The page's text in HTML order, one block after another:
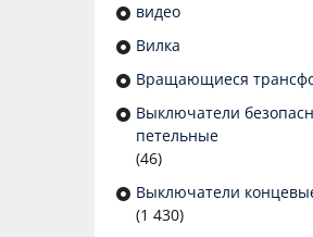
видео
Вилка
Вращающиеся
Выключатели
петельные
(46)
Выключатели
(1 430)